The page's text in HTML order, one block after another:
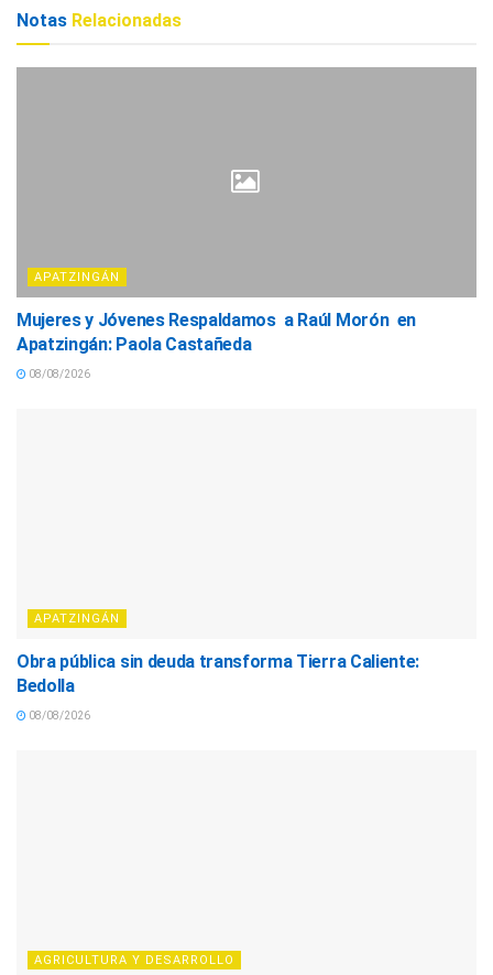
Notas Relacionadas
APATZINGÁN
Mujeres y Jóvenes Respaldamos a Raúl Morón en
Apatzingán: Paola Castañeda
08/08/2026
APATZINGÁN
Obra pública sin deuda transforma Tierra Caliente:
Bedolla
08/08/2026
AGRICULTURA Y DESARROLLO